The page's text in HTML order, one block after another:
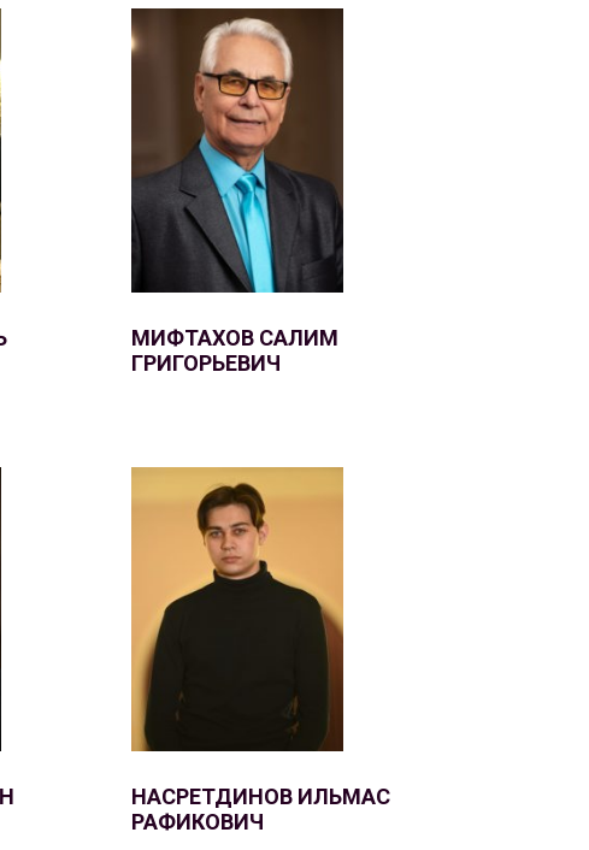
МИФТАХОВ САЛИМ
ГРИГОРЬЕВИЧ
НАСРЕТДИНОВ ИЛЬМАС
РАФИКОВИЧ